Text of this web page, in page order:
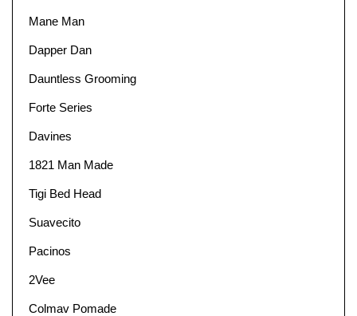
Mane Man
Dapper Dan
Dauntless Grooming
Forte Series
Davines
1821 Man Made
Tigi Bed Head
Suavecito
Pacinos
2Vee
Colmav Pomade